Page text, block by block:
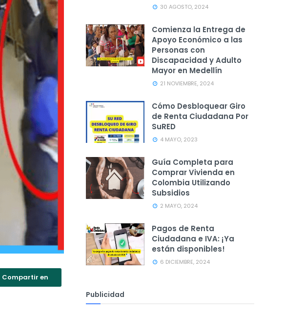
Compartir en
30 AGOSTO, 2024
Comienza la Entrega de
Apoyo Económico a las
Personas con
Discapacidad y Adulto
Mayor en Medellín
21 NOVIEMBRE, 2024
Cómo Desbloquear Giro
de Renta Ciudadana Por
SuRED
4 MAYO, 2023
Guía Completa para
Comprar Vivienda en
Colombia Utilizando
Subsidios
2 MAYO, 2024
Pagos de Renta
Ciudadana e IVA: ¡Ya
están disponibles!
6 DICIEMBRE, 2024
Publicidad